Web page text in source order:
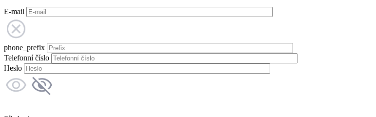
E-mail
phone_prefix
Telefonní číslo
Heslo